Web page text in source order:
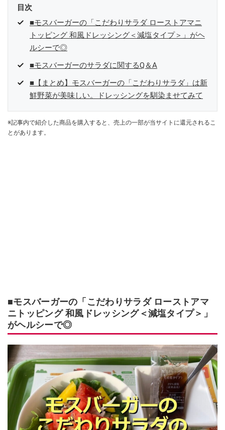
目次
■モスバーガーの「こだわりサラダ ローストアマニ
トッピング 和風ドレッシング＜減塩タイプ＞」がヘ
ルシーで◎
■モスバーガーのサラダに関するQ＆A
■【まとめ】モスバーガーの「こだわりサラダ」は新
鮮野菜が美味しい。ドレッシングを馴染ませてみて
※記事内で紹介した商品を購入すると、売上の一部が当サイトに還元されるこ
とがあります。
■モスバーガーの「こだわりサラダ ローストアマ
ニトッピング 和風ドレッシング＜減塩タイプ＞」
がヘルシーで◎